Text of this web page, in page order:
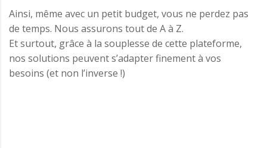
Ainsi, même avec un petit budget, vous ne perdez pas
de temps. Nous assurons tout de A à Z.
Et surtout, grâce à la souplesse de cette plateforme,
nos solutions peuvent s’adapter finement à vos
besoins (et non l’inverse !)